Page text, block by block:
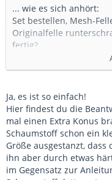
... wie es sich anhört:
Set bestellen, Mesh-
Originalfelle
fertig?
Oder muss man dann
ausrichten, aufpassen,
Bestimmungsort
Die Idee, auf diesem
Felen zu kommen ist ja
nur der Bastelanteil,
diesem Material habe
Ja, es ist so einfach!
Hier findest du die
mal einen Extra Konus
Schaumstoff schon ein
Größe ausgestanzt,
ihn aber durch etwas
im Gegensatz zur